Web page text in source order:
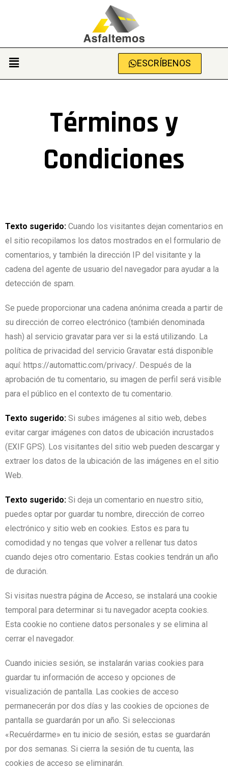
ESCRÍBENOS
Términos y
Condiciones
Texto sugerido: Cuando los visitantes dejan comentarios en
el sitio recopilamos los datos mostrados en el formulario de
comentarios, y también la dirección IP del visitante y la
cadena del agente de usuario del navegador para ayudar a la
detección de spam.
Se puede proporcionar una cadena anónima creada a partir de
su dirección de correo electrónico (también denominada
hash) al servicio gravatar para ver si la está utilizando. La
política de privacidad del servicio Gravatar está disponible
aquí: https://automattic.com/privacy/. Después de la
aprobación de tu comentario, su imagen de perfil será visible
para el público en el contexto de tu comentario.
Texto sugerido: Si subes imágenes al sitio web, debes
evitar cargar imágenes con datos de ubicación incrustados
(EXIF GPS). Los visitantes del sitio web pueden descargar y
extraer los datos de la ubicación de las imágenes en el sitio
Web.
Texto sugerido: Si deja un comentario en nuestro sitio,
puedes optar por guardar tu nombre, dirección de correo
electrónico y sitio web en cookies. Estos es para tu
comodidad y no tengas que volver a rellenar tus datos
cuando dejes otro comentario. Estas cookies tendrán un año
de duración.
Si visitas nuestra página de Acceso, se instalará una cookie
temporal para determinar si tu navegador acepta cookies.
Esta cookie no contiene datos personales y se elimina al
cerrar el navegador.
Cuando inicies sesión, se instalarán varias cookies para
guardar tu información de acceso y opciones de
visualización de pantalla. Las cookies de acceso
permanecerán por dos días y las cookies de opciones de
pantalla se guardarán por un año. Si seleccionas
«Recuérdarme» en tu inicio de sesión, estas se guardarán
por dos semanas. Si cierra la sesión de tu cuenta, las
cookies de acceso se eliminarán.